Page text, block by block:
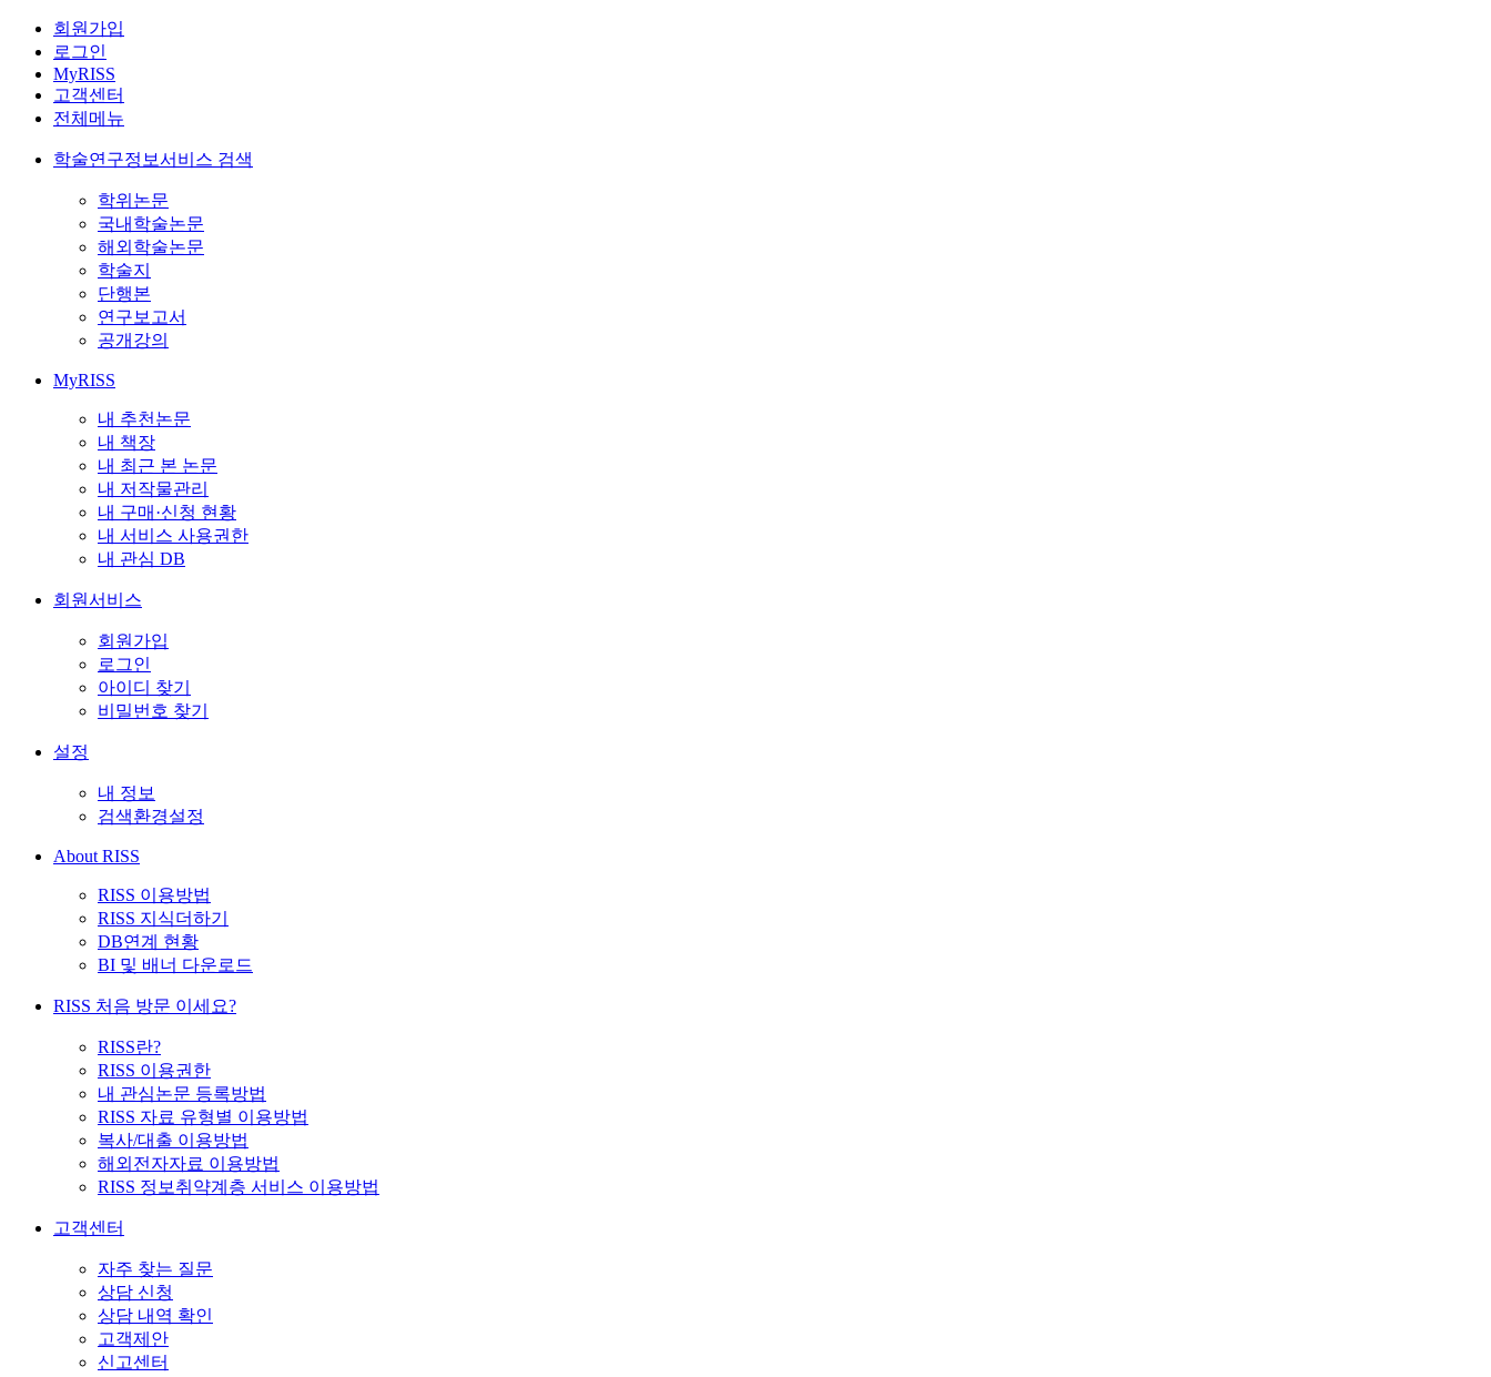
회원가입
로그인
MyRISS
고객센터
전체메뉴
학술연구정보서비스 검색
학위논문
국내학술논문
해외학술논문
학술지
단행본
연구보고서
공개강의
MyRISS
내 추천논문
내 책장
내 최근 본 논문
내 저작물관리
내 구매·신청 현황
내 서비스 사용권한
내 관심 DB
회원서비스
회원가입
로그인
아이디 찾기
비밀번호 찾기
설정
내 정보
검색환경설정
About RISS
RISS 이용방법
RISS 지식더하기
DB연계 현황
BI 및 배너 다운로드
RISS 처음 방문 이세요?
RISS란?
RISS 이용권한
내 관심논문 등록방법
RISS 자료 유형별 이용방법
복사/대출 이용방법
해외전자자료 이용방법
RISS 정보취약계층 서비스 이용방법
고객센터
자주 찾는 질문
상담 신청
상담 내역 확인
고객제안
신고센터